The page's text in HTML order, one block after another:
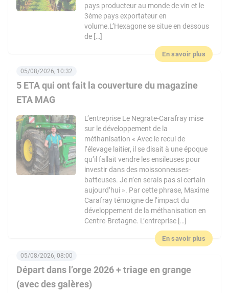
pays producteur au monde de vin et le
3ème pays exportateur en
volume.L’Hexagone se situe en dessous
de […]
En savoir plus
5 ETA qui ont fait la couverture du magazine
ETA MAG
05/08/2026, 10:32
L’entreprise Le Negrate-Carafray mise
sur le développement de la
méthanisation « Avec le recul de
l’élevage laitier, il se disait à une époque
qu’il fallait vendre les ensileuses pour
investir dans des moissonneuses-
batteuses. Je n’en serais pas si certain
aujourd’hui ». Par cette phrase, Maxime
Carafray témoigne de l’impact du
développement de la méthanisation en
Centre-Bretagne. L’entreprise […]
En savoir plus
Départ dans l’orge 2026 + triage en grange
(avec des galères)
05/08/2026, 08:00